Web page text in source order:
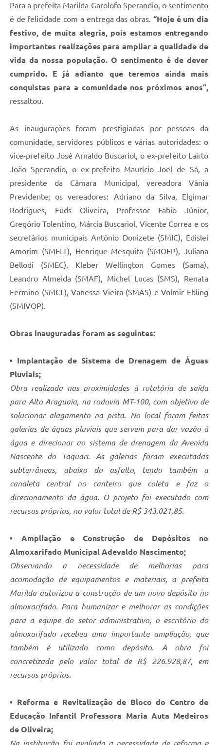
Para a prefeita Marilda Garolofo Sperandio, o sentimento
é de felicidade com a entrega das obras. “Hoje é um dia
festivo, de muita alegria, pois estamos entregando
importantes realizações para ampliar a qualidade de
vida da nossa população. O sentimento é de dever
cumprido. E já adianto que teremos ainda mais
conquistas para a comunidade nos próximos anos”,
ressaltou.
As inaugurações foram prestigiadas por pessoas da
comunidade, servidores públicos e várias autoridades: o
vice-prefeito José Arnaldo Buscariol, o ex-prefeito Lairto
João Sperandio, o ex-prefeito Maurício Joel de Sá, a
presidente da Câmara Municipal, vereadora Vânia
Previdente; os vereadores: Adriano da Silva, Elgimar
Rodrigues, Euds Oliveira, Professor Fabio Júnior,
Gregório Tolentino, Márcia Buscariol, Vicente Correa e os
secretários municipais Antônio Donizete (SMIC), Edislei
Amorim (SMELT), Henrique Mesquita (SMOEP), Juliana
Bellodi (SMEC), Kleber Wellington Gomes (Sama),
Leandro Almeida (SMAF), Michel Lucas (SMS), Renata
Fermino (SMCL), Vanessa Vieira (SMAS) e Volmir Ebling
(SMIVOP).
Obras inauguradas foram as seguintes:
• Implantação de Sistema de Drenagem de Águas
Pluviais;
Obra realizada nas proximidades à rotatória de saída
para Alto Araguaia, na rodovia MT-100, com objetivo de
solucionar alagamento na pista. No local foram feitas
galerias de águas pluviais que servem para dar vazão à
água e direcionar ao sistema de drenagem da Avenida
Nascente do Taquari. As galerias foram executadas
subterrâneas, abaixo do asfalto, tendo também a
canaleta central no canteiro que coleta e faz o
direcionamento da água. O projeto foi executado com
recursos próprios, no valor total de R$ 343.021,85.
• Ampliação e Construção de Depósitos no
Almoxarifado Municipal Adevaldo Nascimento;
Observando a necessidade de melhorias para
acomodação de equipamentos e materiais, a prefeita
Marilda autorizou a construção de um novo depósito no
almoxarifado. Para humanizar e melhorar as condições
para a equipe do setor administrativo, o escritório do
almoxarifado recebeu uma importante ampliação, que
também é utilizado como depósito. A obra foi
concretizada pelo valor total de R$ 226.928,87, em
recursos próprios.
• Reforma e Revitalização de Bloco do Centro de
Educação Infantil Professora Maria Auta Medeiros
de Oliveira;
Na instituição foi avaliada a necessidade de reforma e